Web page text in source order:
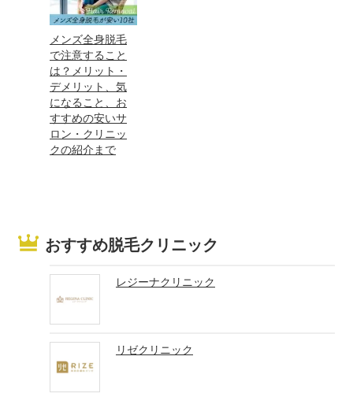
メンズ全身脱毛
で注意すること
は？メリット・
デメリット、気
になること、お
すすめの安いサ
ロン・クリニッ
クの紹介まで
おすすめ脱毛クリニック
レジーナクリニック
リゼクリニック